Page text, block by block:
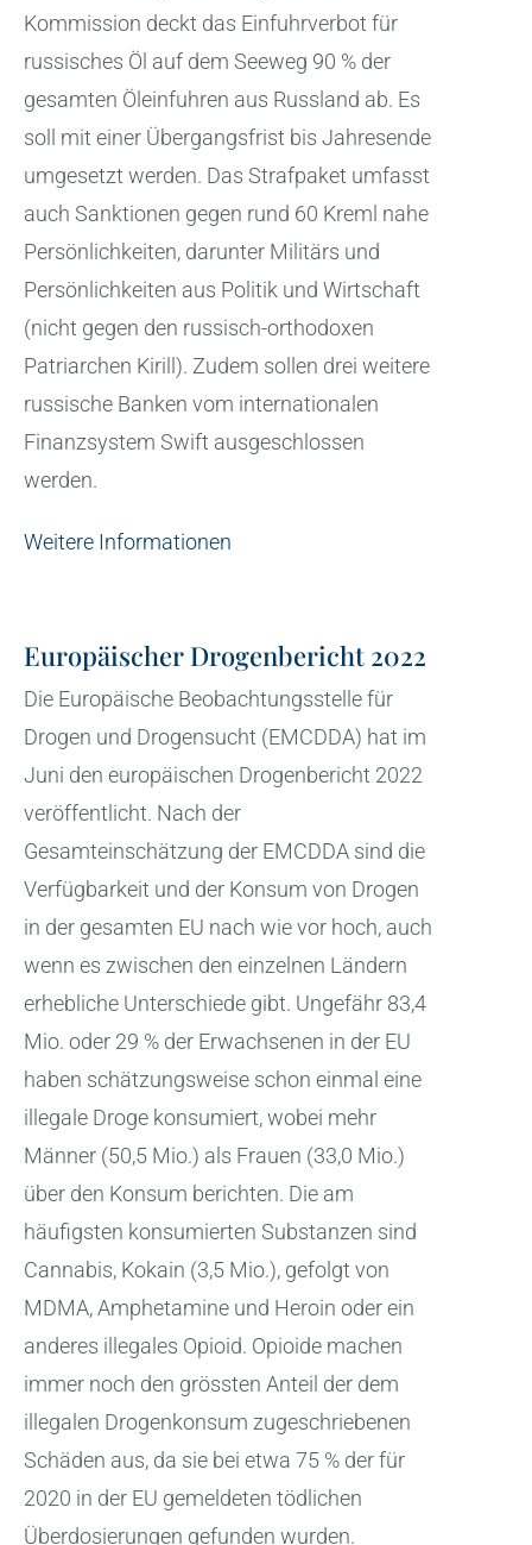
Kommission deckt das Einfuhrverbot für
russisches Öl auf dem Seeweg 90 % der
gesamten Öleinfuhren aus Russland ab. Es
soll mit einer Übergangsfrist bis Jahresende
umgesetzt werden. Das Strafpaket umfasst
auch Sanktionen gegen rund 60 Kreml nahe
Persönlichkeiten, darunter Militärs und
Persönlichkeiten aus Politik und Wirtschaft
(nicht gegen den russisch-orthodoxen
Patriarchen Kirill). Zudem sollen drei weitere
russische Banken vom internationalen
Finanzsystem Swift ausgeschlossen
werden.
Weitere Informationen
Europäischer Drogenbericht 2022
Die Europäische Beobachtungsstelle für
Drogen und Drogensucht (EMCDDA) hat im
Juni den europäischen Drogenbericht 2022
veröffentlicht. Nach der
Gesamteinschätzung der EMCDDA sind die
Verfügbarkeit und der Konsum von Drogen
in der gesamten EU nach wie vor hoch, auch
wenn es zwischen den einzelnen Ländern
erhebliche Unterschiede gibt. Ungefähr 83,4
Mio. oder 29 % der Erwachsenen in der EU
haben schätzungsweise schon einmal eine
illegale Droge konsumiert, wobei mehr
Männer (50,5 Mio.) als Frauen (33,0 Mio.)
über den Konsum berichten. Die am
häufigsten konsumierten Substanzen sind
Cannabis, Kokain (3,5 Mio.), gefolgt von
MDMA, Amphetamine und Heroin oder ein
anderes illegales Opioid. Opioide machen
immer noch den grössten Anteil der dem
illegalen Drogenkonsum zugeschriebenen
Schäden aus, da sie bei etwa 75 % der für
2020 in der EU gemeldeten tödlichen
Überdosierungen gefunden wurden.